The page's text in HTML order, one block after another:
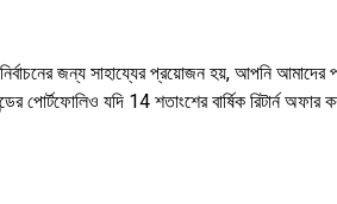
জন্য সাহায্যের প্রয়োজন হয়, আপনি আমাদের
পোর্টফোলিও যদি 14 শতাংশের বার্ষিক রিটার্ন